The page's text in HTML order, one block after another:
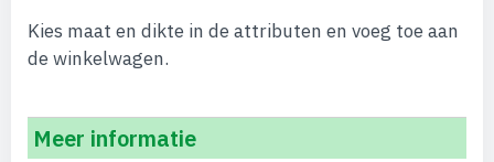
Kies maat en dikte in de attributen en voeg toe aan
de winkelwagen.
Meer informatie